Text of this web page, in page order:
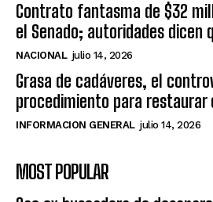
Contrato fantasma de $32
el Senado; autoridades dicen
NACIONAL julio 14, 2026
Grasa de cadáveres, el
procedimiento para restaurar
INFORMACION GENERAL julio 14, 2026
MOST POPULAR